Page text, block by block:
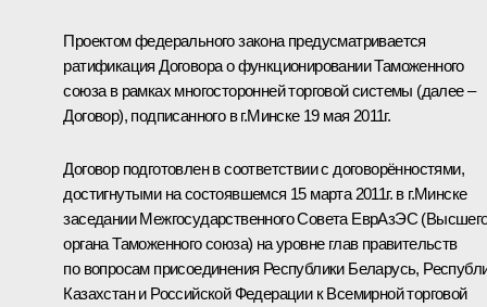
Проектом федерального закона предусматривается
ратификация Договора о функционированииТаможенного
союзав рамках многосторонней торговой системы (далее –
Договор), подписанного в г.Минске 19 мая 2011г.
Договор подготовлен в соответствии с договорённостями,
достигнутыми на состоявшемся 15 марта 2011г. в г.Минске
заседании Межгосударственного Совета ЕврАзЭС
органа Таможенного союза) на уровне глав правительств
по вопросам присоединения Республики Беларусь,
Казахстан и Российской Федерации к Всемирной торговой